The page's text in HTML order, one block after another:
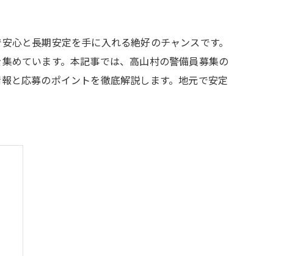
と長期安定を手に入れる絶好のチャンスです。
めています。本記事では、高山村の警備員募集の
と応募のポイントを徹底解説します。地元で安定